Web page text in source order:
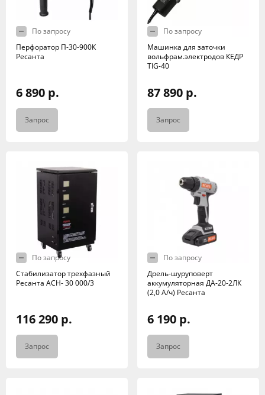
По запросу
Перфоратор П-30-900К
Ресанта
6 890 р.
Запрос
По запросу
Машинка для заточки
вольфрам.электродов КЕДР
TIG-40
87 890 р.
Запрос
По запросу
Стабилизатор трехфазный
Ресанта АСН- 30 000/3
116 290 р.
Запрос
По запросу
Дрель-шуруповерт
аккумуляторная ДА-20-2ЛК
(2,0 А/ч) Ресанта
6 190 р.
Запрос